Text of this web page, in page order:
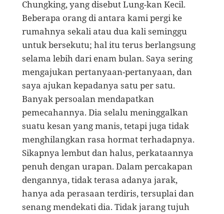
Chungking, yang dise­but Lung-kan Kecil.
Beberapa orang di antara kami pergi ke
rumahnya sekali atau dua kali seminggu
un­tuk bersekutu; hal itu terus berlangsung
selama lebih dari enam bulan. Saya sering
mengajukan pertanyaan-­pertanyaan, dan
saya ajukan kepadanya satu per satu.
Banyak persoalan mendapatkan
pemecahannya. Dia se­lalu meninggalkan
suatu kesan yang manis, tetapi juga tidak
menghilangkan rasa hormat terhadapnya.
Sikap­nya lembut dan halus, perkataannya
penuh dengan urapan. Dalam percakapan
dengannya, tidak terasa adanya jarak,
hanya ada perasaan terdiris, tersuplai dan
senang mendekati dia. Tidak jarang tujuh